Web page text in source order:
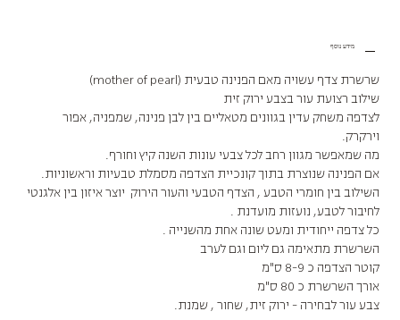
מידע נוסף
שרשרת צדף עשויה מאם הפנינה טבעית (mother of pearl)
שילוב רצועת עור בצבע ירוק זית
לצדפה משחק עדין בגוונים מטאליים בין לבן פנינה, שמפניה, אפור
וירקרק.
מה שמאפשר מגוון רחב לכל צבעי עונות השנה קיץ וחורף.
אם הפנינה שנוצרת בתוך קונכיית הצדפה מסמלת טבעיות וראשוניות.
השילוב בין חומרי הטבע , הצדף הטבעי והעור הירוק יוצר איזון בין אלגנטי
לחיבור לטבע, נועזות מועדנת .
כל צדפה ייחודית ומעט שונה אחת מהשנייה .
השרשרת מתאימה גם ליום וגם לערב
קוטר הצדפה כ 8-9 ס"מ
אורך השרשרת כ 80 ס"מ
צבע עור לבחירה - ירוק זית, שחור , שמנת.